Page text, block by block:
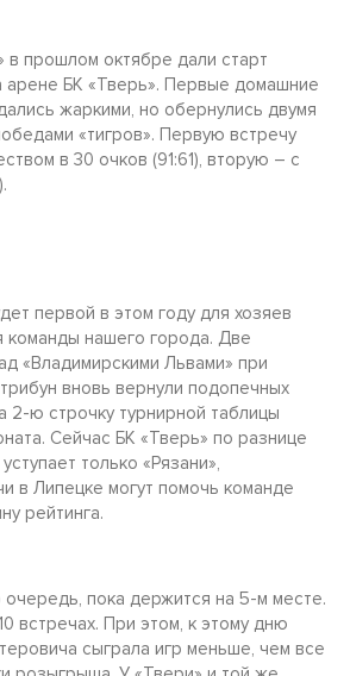
в прошлом октябре дали старт
БК «Тверь». Первые домашние
жаркими, но обернулись двумя
«тигров». Первую встречу
в 30 очков (91:61), вторую – с
первой в этом году для хозяев
команды нашего города. Две
«Владимирскими Львами» при
вновь вернули подопечных
2-ю строчку турнирной таблицы
Сейчас БК «Тверь» по разнице
только «Рязани»,
в Липецке могут помочь команде
рейтинга.
очередь, пока держится на 5-м месте.
встречах. При этом, к этому дню
сыграла игр меньше, чем все